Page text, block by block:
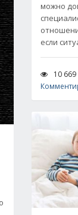
можно
если
10 669